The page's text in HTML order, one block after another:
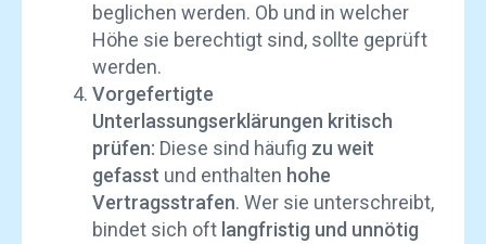
beglichen werden. Ob und in welcher
Höhe sie berechtigt sind, sollte geprüft
werden.
Vorgefertigte
Unterlassungserklärungen kritisch
prüfen: Diese sind häufig zu weit
gefasst und enthalten hohe
Vertragsstrafen. Wer sie unterschreibt,
bindet sich oft langfristig und unnötig